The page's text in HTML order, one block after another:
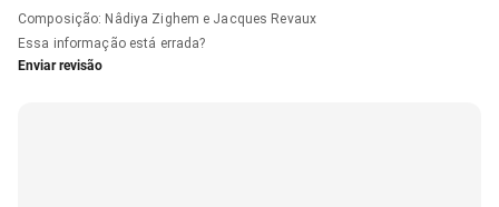
Composição: Nâdiya Zighem e Jacques Revaux
Essa informação está errada?
Enviar revisão